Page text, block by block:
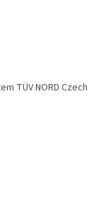
TÜV NORD Czech